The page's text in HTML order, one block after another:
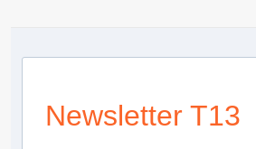
Newsletter T13